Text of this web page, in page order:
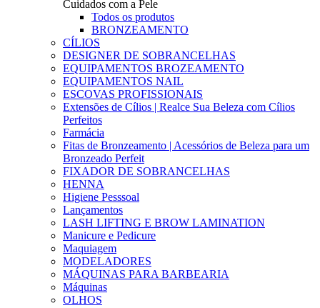
Cuidados com a Pele
Todos os produtos
BRONZEAMENTO
CÍLIOS
DESIGNER DE SOBRANCELHAS
EQUIPAMENTOS BROZEAMENTO
EQUIPAMENTOS NAIL
ESCOVAS PROFISSIONAIS
Extensões de Cílios | Realce Sua Beleza com Cílios
Perfeitos
Farmácia
Fitas de Bronzeamento | Acessórios de Beleza para um
Bronzeado Perfeit
FIXADOR DE SOBRANCELHAS
HENNA
Higiene Pesssoal
Lançamentos
LASH LIFTING E BROW LAMINATION
Manicure e Pedicure
Maquiagem
MODELADORES
MÁQUINAS PARA BARBEARIA
Máquinas
OLHOS